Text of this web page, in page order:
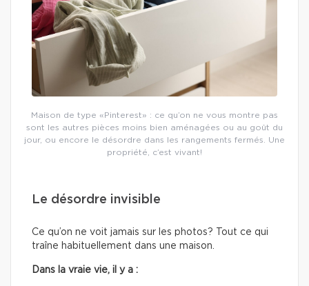
Maison de type «Pinterest» : ce qu’on ne vous montre pas
sont les autres pièces moins bien aménagées ou au goût du
jour, ou encore le désordre dans les rangements fermés. Une
propriété, c’est vivant!
Le désordre invisible
Ce qu’on ne voit jamais sur les photos? Tout ce qui
traîne habituellement dans une maison.
Dans la vraie vie, il y a :